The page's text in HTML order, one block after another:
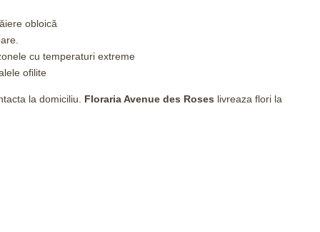
obloică
cu temperaturi extreme
ofilite
la domiciliu. Floraria Avenue des Roses livreaza flori la